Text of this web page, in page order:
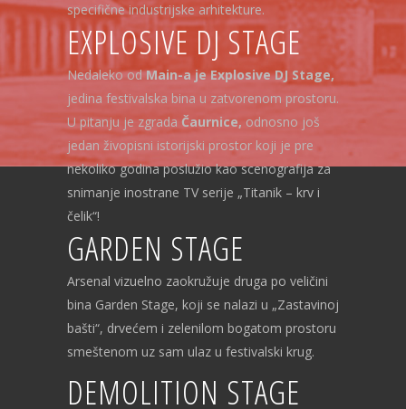
specifične industrijske arhitekture.
EXPLOSIVE DJ STAGE
Nedaleko odMain-a je Explosive DJ Stage,
jedina festivalska bina u zatvorenom prostoru.
U pitanju je zgrada Čaurnice, odnosno još
jedan živopisni istorijski prostor koji je pre
nekoliko godina poslužio kao scenografija za
snimanje inostrane TV serije „Titanik – krv i
čelik“!
GARDEN STAGE
Arsenal vizuelno zaokružuje druga po veličini
bina Garden Stage, koji se nalazi u „Zastavinoj
bašti“, drvećem i zelenilom bogatom prostoru
smeštenom uz sam ulaz u festivalski krug.
DEMOLITION STAGE